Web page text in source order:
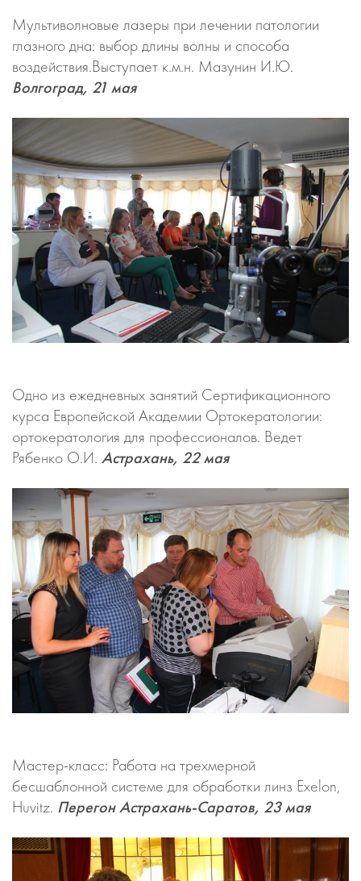
Мультиволновые лазеры при лечении патологии
глазного дна: выбор длины волны и способа
воздействия.Выступает к.м.н. Мазунин И.Ю.
Волгоград, 21 мая
Одно из ежедневных занятий Сертификационного
курса Европейской Академии Ортокератологии:
ортокератология для профессионалов. Ведет
Рябенко О.И. Астрахань, 22 мая
Мастер-класс: Работа на трехмерной
бесшаблонной системе для обработки линз Exelon,
Huvitz. Перегон Астрахань-Саратов, 23 мая